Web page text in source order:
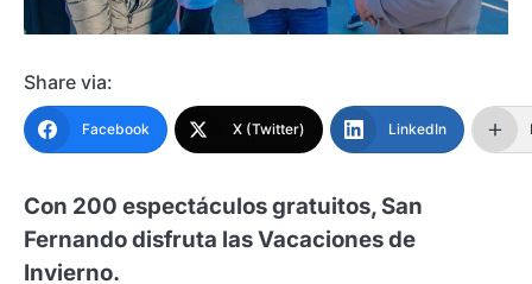
Share via:
Facebook X (Twitter) LinkedIn
Con 200 espectáculos gratuitos, San
Fernando disfruta las Vacaciones de
Invierno.